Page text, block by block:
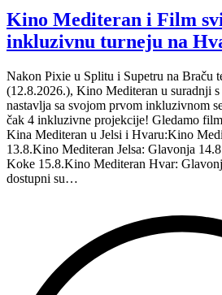
Kino Mediteran i Film
inkluzivnu turneju na
Nakon Pixie u Splitu i Supetru na Braču
(12.8.2026.), Kino Mediteran u suradnji
nastavlja sa svojom prvom inkluzivnom
čak 4 inkluzivne projekcije! Gledamo
Kina Mediteran u Jelsi i Hvaru:Kino
13.8.Kino Mediteran Jelsa: Glavonja
Koke 15.8.Kino Mediteran Hvar:
dostupni su…